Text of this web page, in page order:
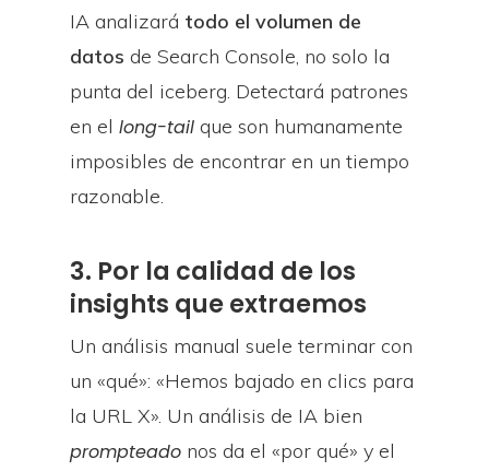
IA analizará todo el volumen de
datos de Search Console, no solo la
punta del iceberg. Detectará patrones
en el long-tail que son humanamente
imposibles de encontrar en un tiempo
razonable.
3. Por la calidad de los
insights que extraemos
Un análisis manual suele terminar con
un «qué»: «Hemos bajado en clics para
la URL X». Un análisis de IA bien
prompteado nos da el «por qué» y el